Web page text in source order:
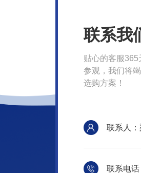
联系我
贴心的客服
参观，我们将
选购方案！
联系人
联系电